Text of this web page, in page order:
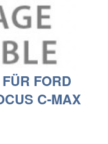
FORD
C-MAX